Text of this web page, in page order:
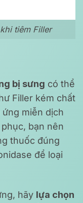
tiêm Filler
bị sưng có thể
Filler kém chất
miễn dịch
bạn nên
thuốc đúng
để loại
hãy lựa chọn